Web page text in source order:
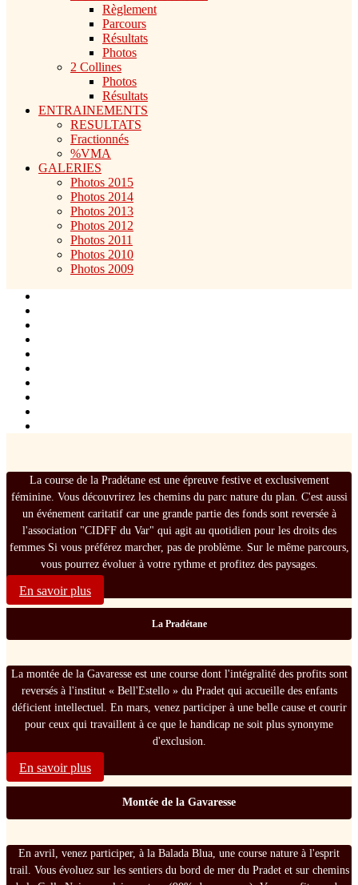
Règlement
Parcours
Résultats
Photos
2 Collines
Photos
Résultats
ENTRAINEMENTS
RESULTATS
Fractionnés
%VMA
GALERIES
Photos 2015
Photos 2014
Photos 2013
Photos 2012
Photos 2011
Photos 2010
Photos 2009
La course de la Pradétane est une épreuve festive et exclusivement
féminine. Vous découvrirez les chemins du parc nature du plan. C'est aussi
un événement caritatif car une grande partie des fonds sont reversée à
l'association "CIDFF du Var" qui agit au quotidien pour les droits des
femmes Si vous préférez marcher, pas de problème. Sur le même parcours,
vous pourrez évoluer à votre rythme et profitez des paysages.
En savoir plus
La Pradétane
La montée de la Gavaresse est une course dont l'intégralité des profits sont
reversés à l'institut « Bell'Estello » du Pradet qui accueille des enfants
déficient intellectuel. En mars, venez participer à une belle cause et courir
pour ceux qui travaillent à ce que le handicap ne soit plus synonyme
d'exclusion.
En savoir plus
Montée de la Gavaresse
En avril, venez participer, à la Balada Blua, une course nature à l'esprit
trail. Vous évoluez sur les sentiers du bord de mer du Pradet et sur chemins